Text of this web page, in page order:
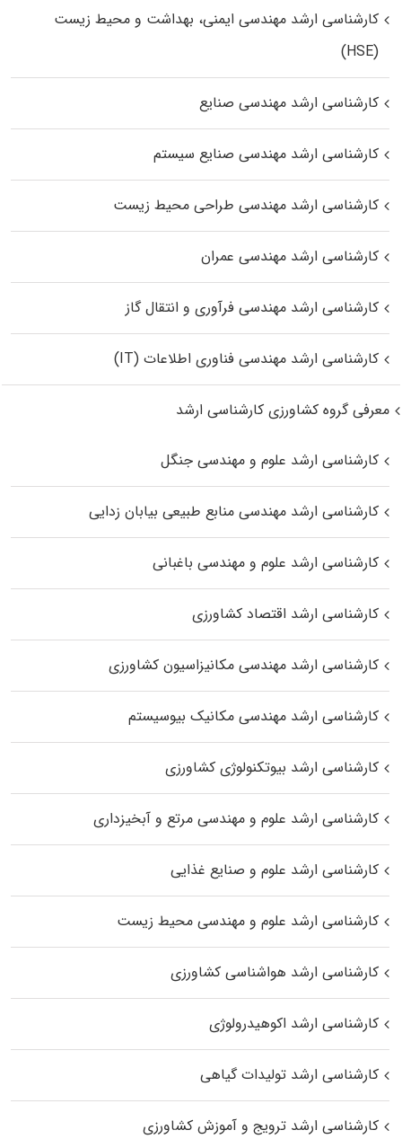
کارشناسی ارشد مهندسی ایمنی، بهداشت و محیط زیست
(HSE)
کارشناسی ارشد مهندسی صنایع
کارشناسی ارشد مهندسی صنایع سیستم
کارشناسی ارشد مهندسی طراحی محیط زیست
کارشناسی ارشد مهندسی عمران
کارشناسی ارشد مهندسی فرآوری و انتقال گاز
کارشناسی ارشد مهندسی فناوری اطلاعات (IT)
معرفی گروه کشاورزی کارشناسی ارشد
کارشناسی ارشد علوم و مهندسی جنگل
کارشناسی ارشد مهندسی منابع طبیعی بیابان زدایی
کارشناسی ارشد علوم و مهندسی باغبانی
کارشناسی ارشد اقتصاد کشاورزی
کارشناسی ارشد مهندسی مکانیزاسیون کشاورزی
کارشناسی ارشد مهندسی مکانیک بیوسیستم
کارشناسی ارشد بیوتکنولوژی کشاورزی
کارشناسی ارشد علوم و مهندسی مرتع و آبخیزداری
کارشناسی ارشد علوم و صنایع غذایی
کارشناسی ارشد علوم و مهندسی محیط زیست
کارشناسی ارشد هواشناسی کشاورزی
کارشناسی ارشد اکوهیدرولوژی
کارشناسی ارشد تولیدات گیاهی
کارشناسی ارشد ترویج و آموزش کشاورزی